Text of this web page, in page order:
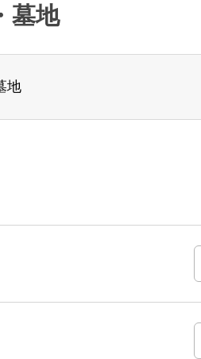
墓地
地